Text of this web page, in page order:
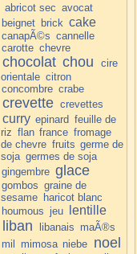
abricot sec avocat
beignet brick cake
canapÃ©s cannelle
carotte chevre
chocolat chou
cire
orientale citron
concombre crabe
crevette crevettes
curry epinard feuille de
riz flan france fromage
de chevre fruits germe de
soja germes de soja
gingembre glace
gombos graine de
sesame haricot blanc
houmous jeu lentille
liban libanais maÃ®s
mil mimosa niebe noel